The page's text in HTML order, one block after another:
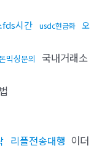
fds시간 usdc현금화 오
믹싱문의
국내거래소
리플전송대행 이더